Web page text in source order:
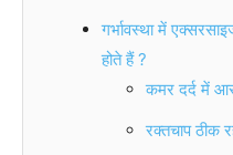
गर्भावस्था में
होते हैं ?
कमर दर्द में
रक्तचाप ठीक